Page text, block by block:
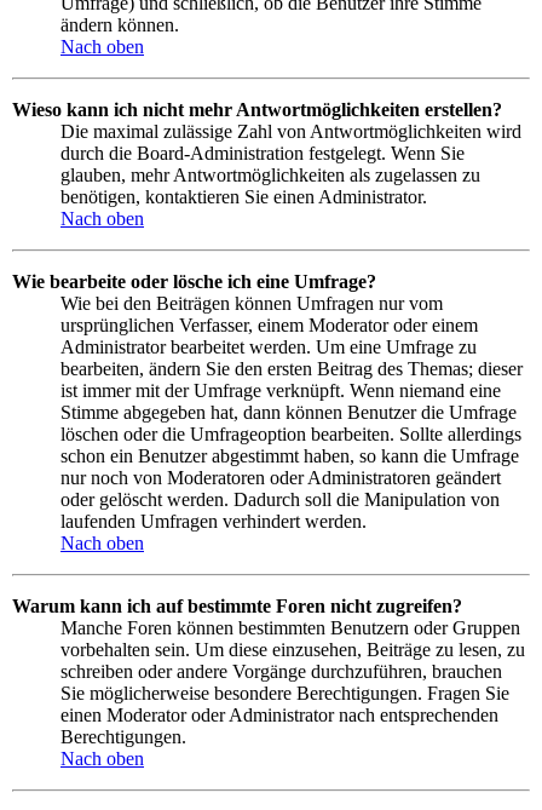
ändern können.
Nach oben
Wieso kann ich nicht mehr Antwortmöglichkeiten erstellen?
Die maximal zulässige Zahl von Antwortmöglichkeiten wird
durch die Board-Administration festgelegt. Wenn Sie
glauben, mehr Antwortmöglichkeiten als zugelassen zu
benötigen, kontaktieren Sie einen Administrator.
Nach oben
Wie bearbeite oder lösche ich eine Umfrage?
Wie bei den Beiträgen können Umfragen nur vom
ursprünglichen Verfasser, einem Moderator oder einem
Administrator bearbeitet werden. Um eine Umfrage zu
bearbeiten, ändern Sie den ersten Beitrag des Themas; dieser
ist immer mit der Umfrage verknüpft. Wenn niemand eine
Stimme abgegeben hat, dann können Benutzer die Umfrage
löschen oder die Umfrageoption bearbeiten. Sollte allerdings
schon ein Benutzer abgestimmt haben, so kann die Umfrage
nur noch von Moderatoren oder Administratoren geändert
oder gelöscht werden. Dadurch soll die Manipulation von
laufenden Umfragen verhindert werden.
Nach oben
Warum kann ich auf bestimmte Foren nicht zugreifen?
Manche Foren können bestimmten Benutzern oder Gruppen
vorbehalten sein. Um diese einzusehen, Beiträge zu lesen, zu
schreiben oder andere Vorgänge durchzuführen, brauchen
Sie möglicherweise besondere Berechtigungen. Fragen Sie
einen Moderator oder Administrator nach entsprechenden
Berechtigungen.
Nach oben